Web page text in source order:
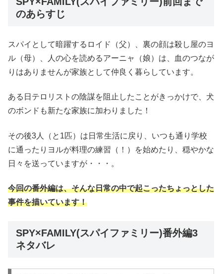
のあらすじ
スパイとして暗躍するロイド（父）、裏の顔は殺し屋のヨ
ル（母）、人の心を読めるアーニャ（娘）は、血のつなが
りはありませんが家族として仲良く暮らしています。
ある日テロリストの陰謀を阻止したことがきっかけで、犬
のボンドも新たな家族に加わりました！
その後3人（と1匹）は日常生活に戻り、いつも通り学校
に通ったりヨルが料理の練習（！）を始めたり、穏やかな
日々を送っていますが・・・。
今回の番外編は、そんな日常の中で起こったちょっとした
事件を描いています！
SPY×FAMILY(スパイファミリー)番外編3
ネタバレ